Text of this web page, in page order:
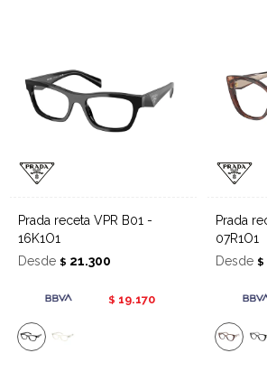
Prada receta VPR B01 -
16K1O1
Desde $ 21.300
$ 19.170
Prada receta VPR B04 -
07R1O1
Desde $